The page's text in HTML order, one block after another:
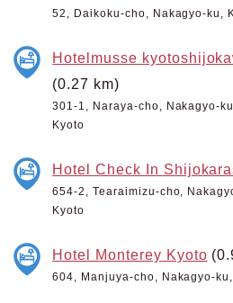
52, Daikoku-cho, Nakagyo-ku,
Hotelmusse
(0.27 km)
301-1, Naraya-cho, Nakagyo-
Kyoto
Hotel Check In
654-2, Tearaimizu-cho,
Kyoto
Hotel Monterey Kyoto
604, Manjuya-cho, Nakagyo-